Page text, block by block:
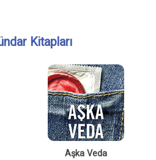
Kitapları
Aşka Veda